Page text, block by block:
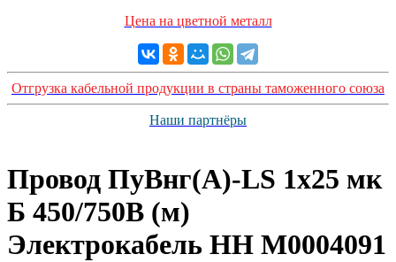
Цена на цветной металл
Отгрузка кабельной продукции в страны таможенного союза
Наши партнёры
Провод ПуВнг(А)-LS 1х25 мк
Б 450/750В (м)
Электрокабель НН M0004091